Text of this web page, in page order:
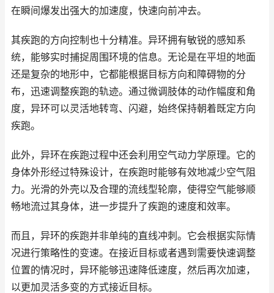
在瞬间爆发出强大的加速度，快速向前冲去。
其疾跑的方向控制也十分精准。异环拥有敏锐的感知系
统，能够实时捕捉周围环境的信息。无论是在平坦的地面
还是复杂的地形中，它都能根据目标方向和障碍物的分
布，迅速调整疾跑的轨迹。通过微调肢体的动作幅度和角
度，异环可以灵活地转弯、闪避，始终保持朝着既定方向
疾跑。
此外，异环在疾跑过程中还会利用空气动力学原理。它的
身体外形经过特殊设计，在疾跑时能够有效地减少空气阻
力。光滑的外壳以及合理的流线型轮廓，使得空气能够顺
畅地流过其身体，进一步提升了疾跑的速度和效率。
而且，异环的疾跑并非单纯的直线冲刺。它会根据实际情
况进行策略性的变速。在接近目标或者遇到需要快速调整
位置的情况时，异环能够迅速降低速度，然后再次加速，
以更加灵活多变的方式接近目标。